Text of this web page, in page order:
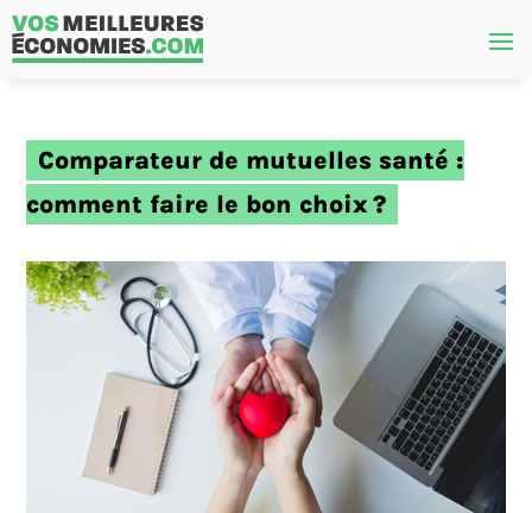
Comparateur de mutuelles santé :
comment faire le bon choix ?